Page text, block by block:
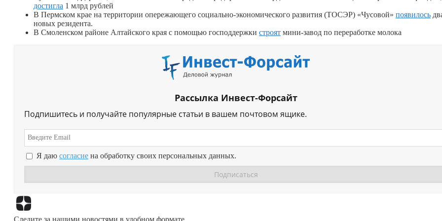
достигла 1 млрд рублей
В Пермском крае на территории опережающего социально-экономического развития (ТОСЭР) «Чусовой» появилось
новых резидента.
В Смоленском районе Алтайского края с помощью господдержки строят мини-завод по переработке молока
Рассылка Инвест-Форсайт
Подпишитесь и получайте популярные статьи в вашем почтовом ящике.
Я даю согласие на обработку своих персональных данных.
Следите за нашими новостями в удобном формате